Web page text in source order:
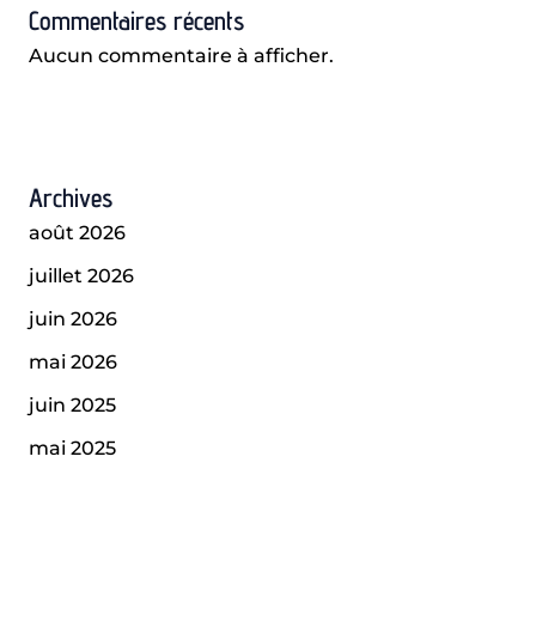
Commentaires récents
Aucun commentaire à afficher.
Archives
août 2026
juillet 2026
juin 2026
mai 2026
juin 2025
mai 2025